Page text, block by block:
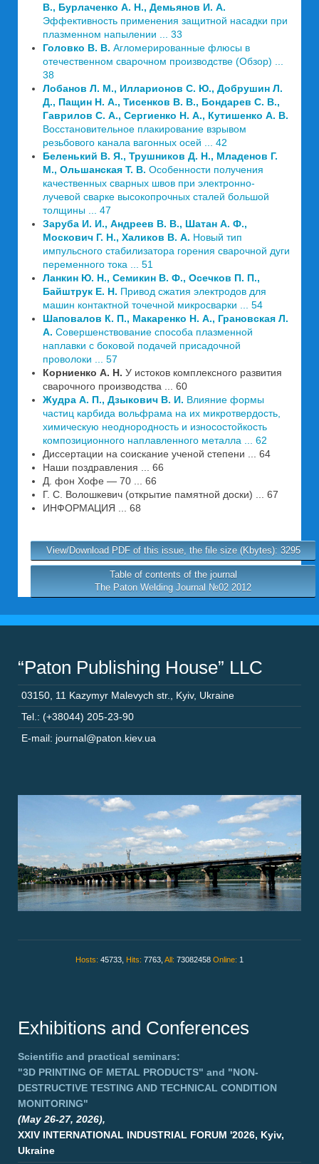
В., Бурлаченко А. Н., Демьянов И. А.
Эффективность применения защитной насадки при
плазменном напылении ... 33
Головко В. В. Агломерированные флюсы в
отечественном сварочном производстве (Обзор) ...
38
Лобанов Л. М., Илларионов С. Ю., Добрушин Л.
Д., Пащин Н. А., Тисенков В. В., Бондарев С. В.,
Гаврилов С. А., Сергиенко Н. А., Кутишенко А. В.
Восстановительное плакирование взрывом
резьбового канала вагонных осей ... 42
Беленький В. Я., Трушников Д. Н., Младенов Г.
М., Ольшанская Т. В. Особенности получения
качественных сварных швов при электронно-
лучевой сварке высокопрочных сталей большой
толщины ... 47
Заруба И. И., Андреев В. В., Шатан А. Ф.,
Москович Г. Н., Халиков В. А. Новый тип
импульсного стабилизатора горения сварочной дуги
переменного тока ... 51
Ланкин Ю. Н., Семикин В. Ф., Осечков П. П.,
Байштрук Е. Н. Привод сжатия электродов для
машин контактной точечной микросварки ... 54
Шаповалов К. П., Макаренко Н. А., Грановская Л.
А. Совершенствование способа плазменной
наплавки с боковой подачей присадочной
проволоки ... 57
Корниенко А. Н. У истоков комплексного развития
сварочного производства ... 60
Жудра А. П., Дзыкович В. И. Влияние формы
частиц карбида вольфрама на их микротвердость,
химическую неоднородность и износостойкость
композиционного наплавленного металла ... 62
Диссертации на соискание ученой степени ... 64
Наши поздравления ... 66
Д. фон Хофе — 70 ... 66
Г. С. Волошкевич (открытие памятной доски) ... 67
ИНФОРМАЦИЯ ... 68
View/Download PDF of this issue, the file size (Kbytes): 3295
Table of contents of the journal
The Paton Welding Journal №02 2012
“Paton Publishing House” LLC
03150 11 Kazymyr Malevych str. Kyiv, Ukraine
Tel.: (+38044) 205-23-90
E-mail: journal@paton.kiev.ua
Hosts: 45733, Hits: 7763, All: 73082458 Online: 1
Exhibitions and Conferences
Scientific and practical seminars:
"3D PRINTING OF METAL PRODUCTS" and "NON-
DESTRUCTIVE TESTING AND TECHNICAL CONDITION
MONITORING"
(May 26-27, 2026),
XXIV INTERNATIONAL INDUSTRIAL FORUM '2026, Kyiv,
Ukraine